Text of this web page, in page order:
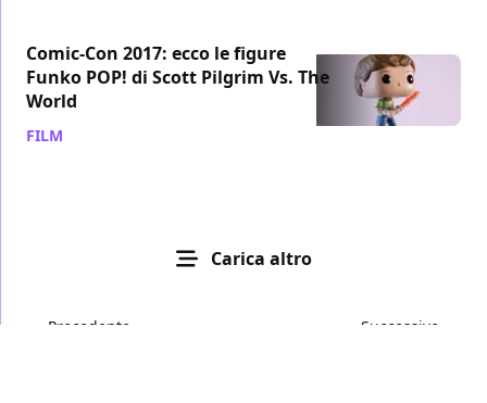
Comic-Con 2017: ecco le figure
Funko POP! di Scott Pilgrim Vs. The
World
FILM
Carica altro
Precedente Successivo